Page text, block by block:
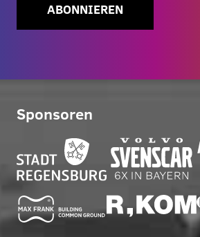
ABONNIEREN
Sponsoren